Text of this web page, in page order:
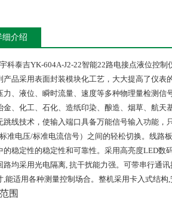
细介绍
宇科泰吉YK-604A-J2-22智能22路电接点液位控制
产品采用表面封装模块化工艺，大大提高了仪
力、液位、瞬时流量、速度等多种物理量检测
金、化工、石化、造纸印染、酿造、烟草、航天
跳线技术，使输入端口具备万能信号输入功能，
准电压/标准电流信号）之间的轻松切换。线路
的稳定性的稳定性和可靠性。采用高亮度LED数
路均采用光电隔离, 抗干扰能力强。可带串行通
,能适用各种测量控制场合。整机采用卡入式结构,
围